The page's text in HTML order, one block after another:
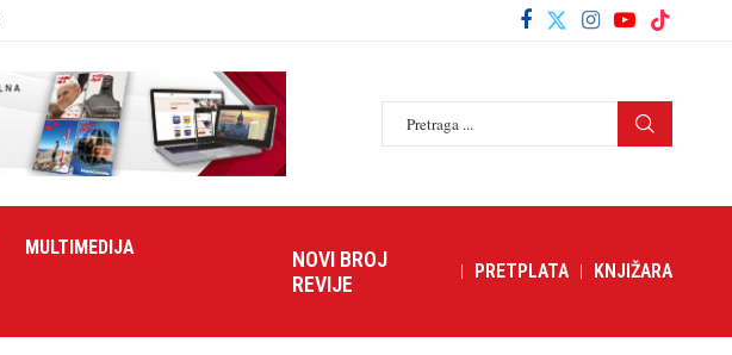
MULTIMEDIJA
NOVI BROJ
REVIJE
PRETPLATA KNJIŽARA